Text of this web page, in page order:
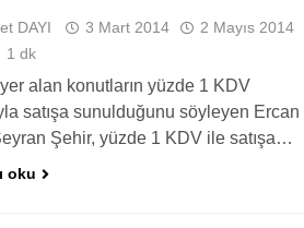
DAYI 3 Mart 2014
2 Mayıs 2014
1 dk
alan konutların yüzde 1 KDV
satışa sunulduğunu söyleyen Ercan
Şehir, yüzde 1 KDV ile satışa…
oku